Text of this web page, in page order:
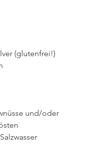
(glutenfrei!)
und/oder